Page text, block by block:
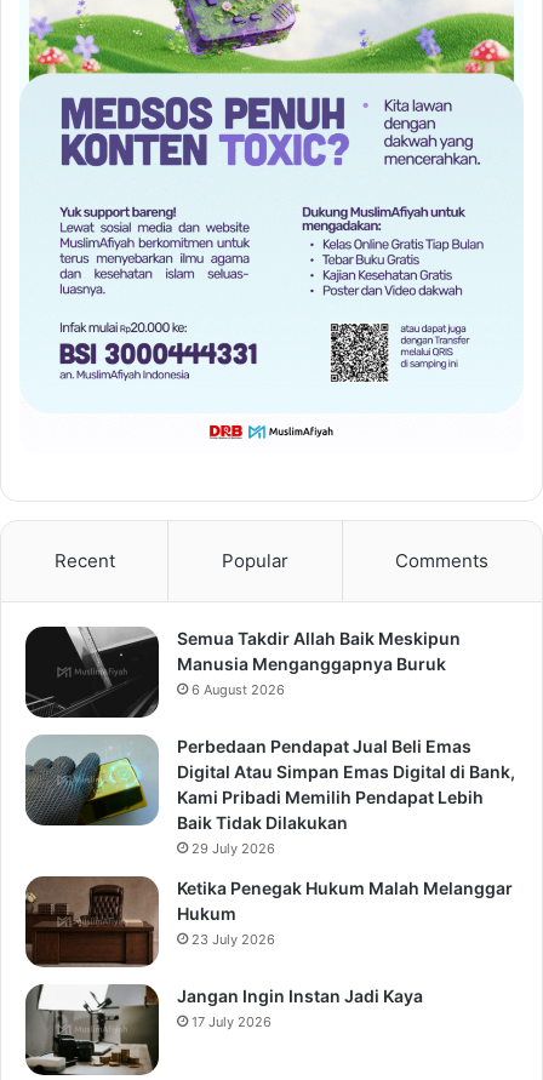
Recent Popular Comments
Semua Takdir Allah Baik Meskipun
Manusia Menganggapnya Buruk
6 August 2026
Perbedaan Pendapat Jual Beli Emas
Digital Atau Simpan Emas Digital di Bank,
Kami Pribadi Memilih Pendapat Lebih
Baik Tidak Dilakukan
29 July 2026
Ketika Penegak Hukum Malah Melanggar
Hukum
23 July 2026
Jangan Ingin Instan Jadi Kaya
17 July 2026